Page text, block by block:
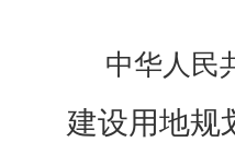
中华人民
建设用地规